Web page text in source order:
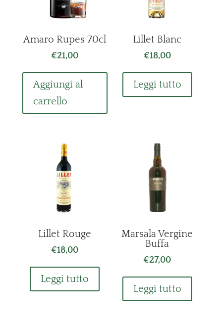
Amaro Rupes 70cl
€21,00
Aggiungi al
carrello
Lillet Blanc
€18,00
Leggi tutto
Lillet Rouge
€18,00
Leggi tutto
Marsala Vergine
Buffa
€27,00
Leggi tutto